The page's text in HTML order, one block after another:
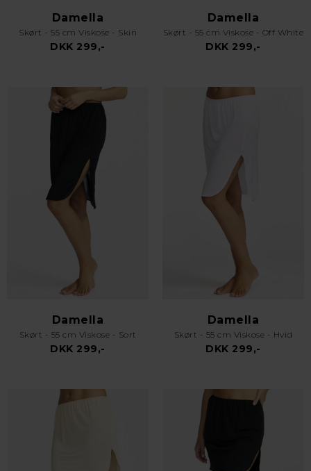
Damella
Skørt - 55 cm Viskose - Skin
DKK 299,-
Damella
Skørt - 55 cm Viskose - Off White
DKK 299,-
Damella
Skørt - 55 cm Viskose - Sort
DKK 299,-
Damella
Skørt - 55 cm Viskose - Hvid
DKK 299,-